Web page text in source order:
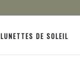
LUNETTES DE SOLEIL